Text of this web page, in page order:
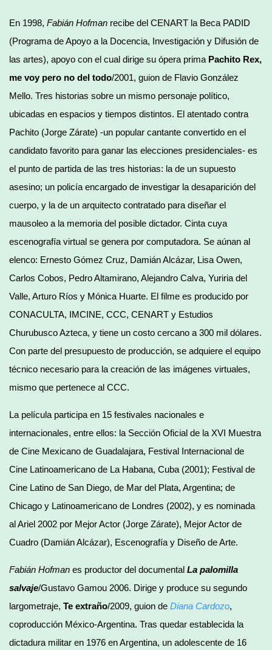
En 1998, Fabián Hofman recibe del CENART la Beca PADID
(Programa de Apoyo a la Docencia, Investigación y Difusión de
las artes), apoyo con el cual dirige su ópera prima Pachito Rex,
me voy pero no del todo/2001, guion de Flavio González
Mello. Tres historias sobre un mismo personaje político,
ubicadas en espacios y tiempos distintos. El atentado contra
Pachito (Jorge Zárate) -un popular cantante convertido en el
candidato favorito para ganar las elecciones presidenciales- es
el punto de partida de las tres historias: la de un supuesto
asesino; un policía encargado de investigar la desaparición del
cuerpo, y la de un arquitecto contratado para diseñar el
mausoleo a la memoria del posible dictador. Cinta cuya
escenografía virtual se genera por computadora. Se aúnan al
elenco: Ernesto Gómez Cruz, Damián Alcázar, Lisa Owen,
Carlos Cobos, Pedro Altamirano, Alejandro Calva, Yuriria del
Valle, Arturo Ríos y Mónica Huarte. El filme es producido por
CONACULTA, IMCINE, CCC, CENART y Estudios
Churubusco Azteca, y tiene un costo cercano a 300 mil dólares.
Con parte del presupuesto de producción, se adquiere el equipo
técnico necesario para la creación de las imágenes virtuales,
mismo que pertenece al CCC.
La película participa en 15 festivales nacionales e
internacionales, entre ellos: la Sección Oficial de la XVI Muestra
de Cine Mexicano de Guadalajara, Festival Internacional de
Cine Latinoamericano de La Habana, Cuba (2001); Festival de
Cine Latino de San Diego, de Mar del Plata, Argentina; de
Chicago y Latinoamericano de Londres (2002), y es nominada
al Ariel 2002 por Mejor Actor (Jorge Zárate), Mejor Actor de
Cuadro (Damián Alcázar), Escenografía y Diseño de Arte.
Fabián Hofman es productor del documental La palomilla
salvaje/Gustavo Gamou 2006. Dirige y produce su segundo
largometraje, Te extraño/2009, guion de Diana Cardozo,
coproducción México-Argentina. Tras quedar establecida la
dictadura militar en 1976 en Argentina, un adolescente de 16